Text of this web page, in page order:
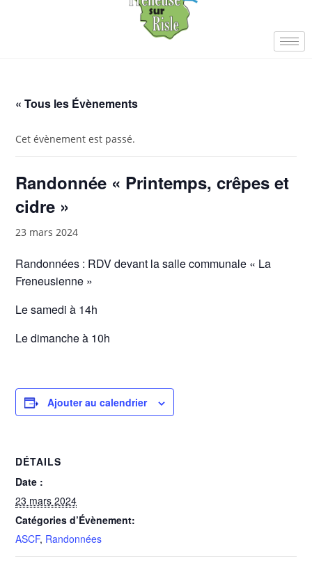
« Tous les Évènements
Cet évènement est passé.
Randonnée « Printemps, crêpes et
cidre »
23 mars 2024
Randonnées : RDV devant la salle communale « La
Freneusienne »
Le samedi à 14h
Le dimanche à 10h
Ajouter au calendrier
DÉTAILS
Date :
23 mars 2024
Catégories d’Évènement:
ASCF, Randonnées